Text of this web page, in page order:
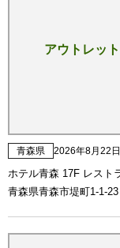
アウトレッ
青森県 2026年8月22
ホテル青森 17F レスト
青森県青森市堤町1-1-23